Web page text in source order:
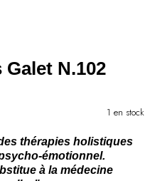
N.102
1 en stock
thérapies holistiques
émotionnel.
à la médecine